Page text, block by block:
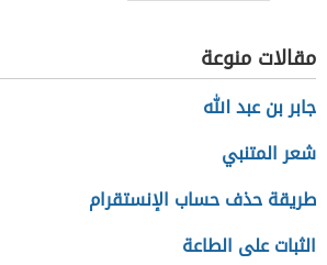
مقالات منوعة
جابر بن عبد الله
شعر المتنبي
طريقة حذف حساب الإنستقرام
الثبات على الطاعة